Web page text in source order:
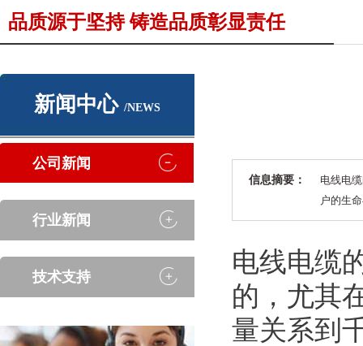
品质源于坚持 铸造品质彰显责任
新闻中心 /NEWS
公司新闻
行业新闻
技术支持
电线电
户的生
信息摘要：
电线电缆
的，尤其
量关系到